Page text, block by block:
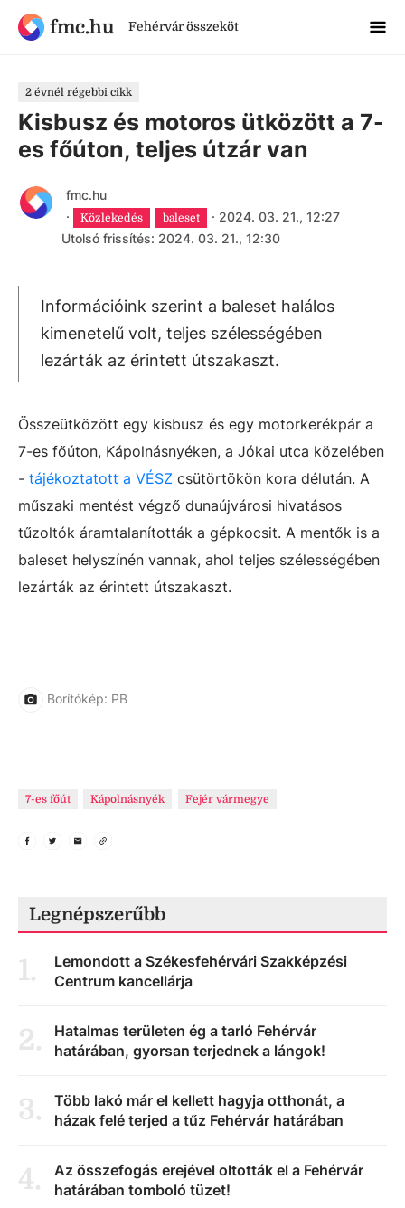
fmc.hu Fehérvár összeköt
2 évnél régebbi cikk
Kisbusz és motoros ütközött a 7-
es főúton, teljes útzár van
fmc.hu
·
Közlekedés baleset · 2024. 03. 21., 12:27
Utolsó frissítés: 2024. 03. 21., 12:30
Információink szerint a baleset halálos
kimenetelű volt, teljes szélességében
lezárták az érintett útszakaszt.
Összeütközött egy kisbusz és egy motorkerékpár a
7-es főúton, Kápolnásnyéken, a Jókai utca közelében
- tájékoztatott a VÉSZ csütörtökön kora délután. A
műszaki mentést végző dunaújvárosi hivatásos
tűzoltók áramtalanították a gépkocsit. A mentők is a
baleset helyszínén vannak, ahol teljes szélességében
lezárták az érintett útszakaszt.
Borítókép: PB
7-es főút Kápolnásnyék Fejér vármegye
Legnépszerűbb
1.
Lemondott a Székesfehérvári Szakképzési
Centrum kancellárja
2.
Hatalmas területen ég a tarló Fehérvár
határában, gyorsan terjednek a lángok!
3.
Több lakó már el kellett hagyja otthonát, a
házak felé terjed a tűz Fehérvár határában
4.
Az összefogás erejével oltották el a Fehérvár
határában tomboló tüzet!